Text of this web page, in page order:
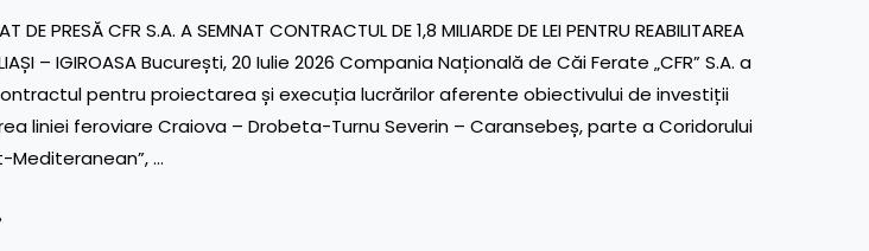
DE PRESĂ CFR S.A. A SEMNAT CONTRACTUL DE 1,8 MILIARDE DE LEI PENTRU REABILITAREA
– IGIROASA București, 20 Iulie 2026 Compania Națională de Căi Ferate „CFR” S.A. a
pentru proiectarea și execuția lucrărilor aferente obiectivului de investiții
liniei feroviare Craiova – Drobeta-Turnu Severin – Caransebeș, parte a Coridorului
Mediteranean”, …